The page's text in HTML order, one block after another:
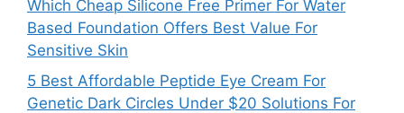
Which Cheap Silicone Free Primer For Water
Based Foundation Offers Best Value For
Sensitive Skin
5 Best Affordable Peptide Eye Cream For
Genetic Dark Circles Under $20 Solutions For